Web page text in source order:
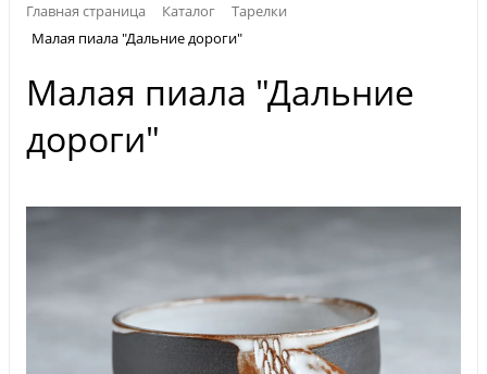
Главная страница
Каталог
Тарелки
Малая пиала "Дальние дороги"
Малая пиала "Дальние
дороги"